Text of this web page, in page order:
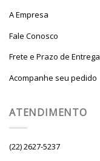
A Empresa
Fale Conosco
Frete e Prazo de Entrega
Acompanhe seu pedido
ATENDIMENTO
(22) 2627-5237